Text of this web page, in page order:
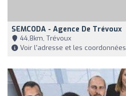
SEMCODA - Agence De Trévoux
44,8km, Trévoux
Voir l'adresse et les coordonnées